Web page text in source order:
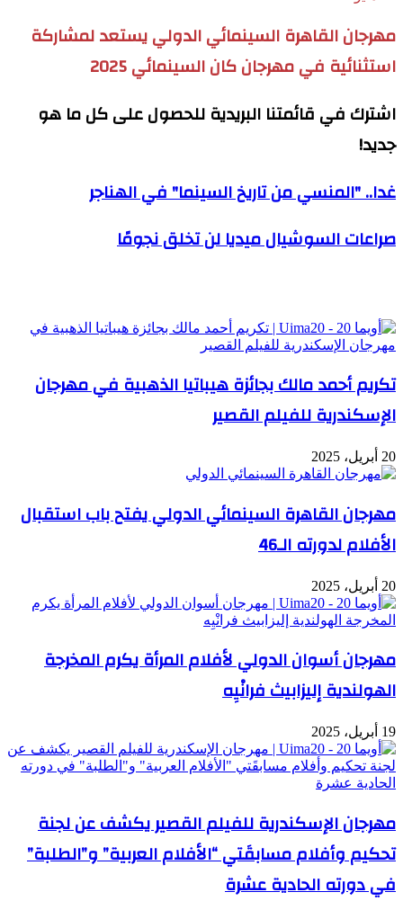
مهرجان القاهرة السينمائي الدولي يستعد لمشاركة
استثنائية في مهرجان كان السينمائي 2025
اشترك في قائمتنا البريدية للحصول على كل ما هو
جديد!
غدا.. "المنسي من تاريخ السينما" في الهناجر
صراعات السوشيال ميديا لن تخلق نجومًا
تكريم أحمد مالك بجائزة هيباتيا الذهبية في مهرجان
الإسكندرية للفيلم القصير
20 أبريل، 2025
مهرجان القاهرة السينمائي الدولي يفتح باب استقبال
الأفلام لدورته الـ46
20 أبريل، 2025
مهرجان أسوان الدولي لأفلام المرأة يكرم المخرجة
الهولندية إليزابيث فرانْيِه
19 أبريل، 2025
مهرجان الإسكندرية للفيلم القصير يكشف عن لجنة
تحكيم وأفلام مسابقَتي “الأفلام العربية” و”الطلبة”
في دورته الحادية عشرة